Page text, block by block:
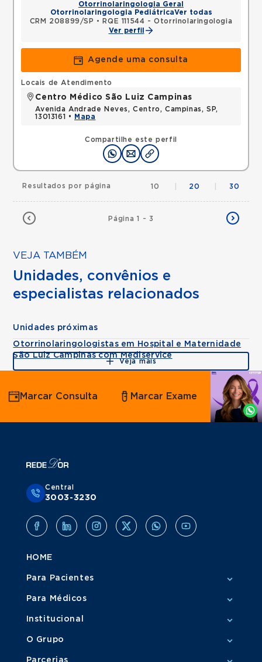
Otorrinolaringologia Geral
Otorrinolaringologia PediátricaVer todas
CRM 208899/SP •
RQE 111544 - Otorrinolaringologia
Ver perfil
Agende uma consulta
Compartilhe este perfil
Locais de Atendimento
Centro Médico São Luiz Campinas
Avenida Andrade Neves, Centro, Campinas, SP,
13013161 •
Mapa
Página 1 - 3
Resultados por página 10 20 30
VEJA TAMBÉM
Unidades, convênios e
especialistas relacionados
Unidades próximas
Otorrinolaringologistas em Hospital e Maternidade
São Luiz Campinas com Mediservice
Veja mais
Agende
por
Whatsapp
Marcar Consulta Marcar Exame
Central
3003-3230
HOME
Para Pacientes
Para Médicos
Institucional
O Grupo
Parcerias